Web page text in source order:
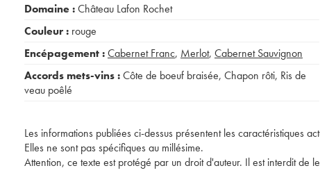
Domaine :Château Lafon Rochet
Couleur : rouge
Encépagement :Cabernet Franc, Merlot, Cabernet Sauvignon
Accords mets-vins :Côte de boeuf braisée, Chapon rôti, Ris de
veau poêlé
Les informations publiées ci-dessus présentent les caractéristiques
Elles ne sont pas spécifiques au millésime.
Attention, ce texte est protégé par un droit d'auteur. Il est interdit